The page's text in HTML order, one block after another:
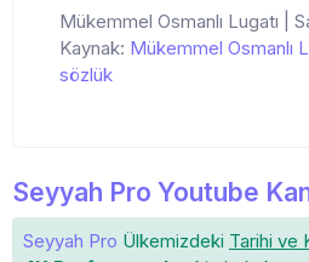
Mükemmel Osmanlı Lugatı |
Kaynak: Mükemmel Osmanlı
sözlük
Seyyah Pro Youtube
Seyyah Pro Ülkemizdeki Tarihi ve